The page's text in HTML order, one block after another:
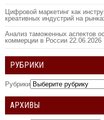
Цифровой маркетинг как
креативных индустрий на
Анализ таможенных аспектов
коммерции в России 22.06.2026
РУБРИКИ
Рубрики
АРХИВЫ